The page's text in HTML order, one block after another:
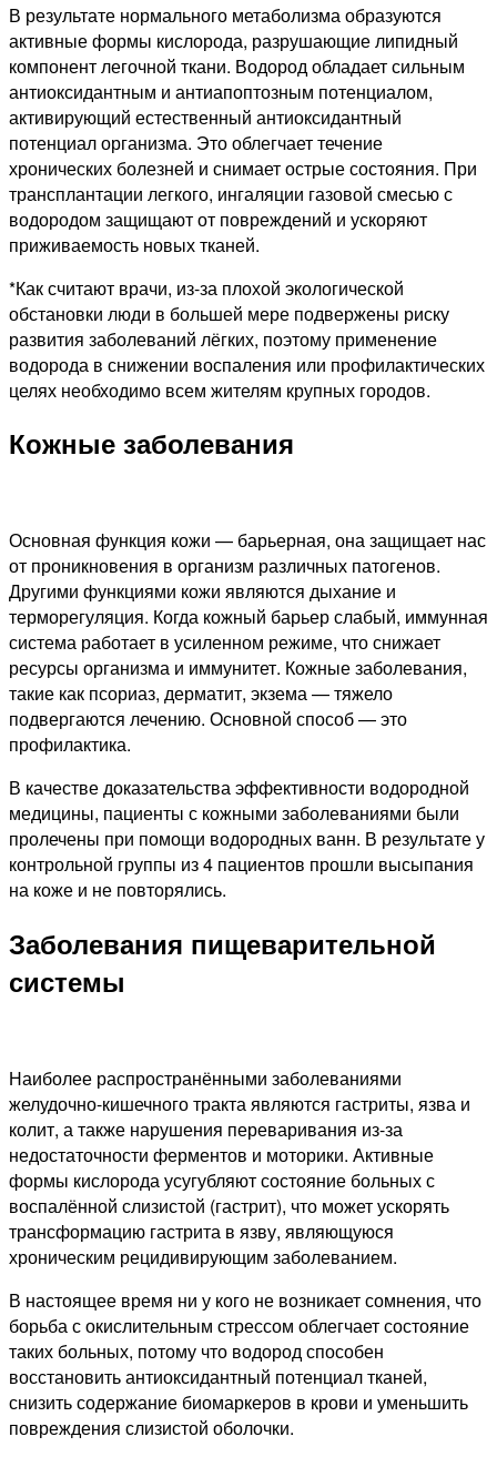
В результате нормального метаболизма образуются
активные формы кислорода, разрушающие липидный
компонент легочной ткани. Водород обладает сильным
антиоксидантным и антиапоптозным потенциалом,
активирующий естественный антиоксидантный
потенциал организма. Это облегчает течение
хронических болезней и снимает острые состояния. При
трансплантации легкого, ингаляции газовой смесью с
водородом защищают от повреждений и ускоряют
приживаемость новых тканей.
*Как считают врачи, из-за плохой экологической
обстановки люди в большей мере подвержены риску
развития заболеваний лёгких, поэтому применение
водорода в снижении воспаления или профилактических
целях необходимо всем жителям крупных городов.
Кожные заболевания
Основная функция кожи — барьерная, она защищает нас
от проникновения в организм различных патогенов.
Другими функциями кожи являются дыхание и
терморегуляция. Когда кожный барьер слабый, иммунная
система работает в усиленном режиме, что снижает
ресурсы организма и иммунитет. Кожные заболевания,
такие как псориаз, дерматит, экзема — тяжело
подвергаются лечению. Основной способ — это
профилактика.
В качестве доказательства эффективности водородной
медицины, пациенты с кожными заболеваниями были
пролечены при помощи водородных ванн. В результате у
контрольной группы из 4 пациентов прошли высыпания
на коже и не повторялись.
Заболевания пищеварительной
системы
Наиболее распространёнными заболеваниями
желудочно-кишечного тракта являются гастриты, язва и
колит, а также нарушения переваривания из-за
недостаточности ферментов и моторики. Активные
формы кислорода усугубляют состояние больных с
воспалённой слизистой (гастрит), что может ускорять
трансформацию гастрита в язву, являющуюся
хроническим рецидивирующим заболеванием.
В настоящее время ни у кого не возникает сомнения, что
борьба с окислительным стрессом облегчает состояние
таких больных, потому что водород способен
восстановить антиоксидантный потенциал тканей,
снизить содержание биомаркеров в крови и уменьшить
повреждения слизистой оболочки.